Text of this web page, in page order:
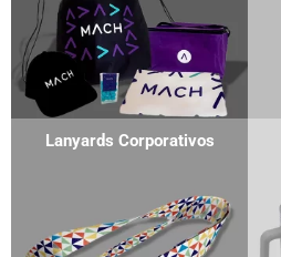
Lanyards Corporativos